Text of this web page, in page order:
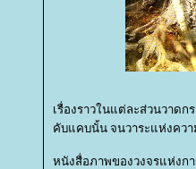
เรื่องราวในแต่ละส่วนวาด
คับแคบนั้น จนวาระแห่งคว
หนังสื่อภาพของวงจรแห่งก